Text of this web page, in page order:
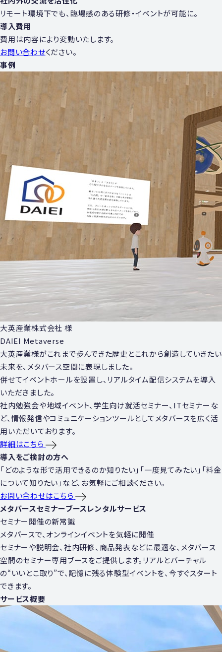
リモート環境下でも、臨場感のある研修・イベントが可能に。
導入費用
費用は内容により変動いたします。
お問い合わせください。
事例
大英産業株式会社 様
DAIEI Metaverse
大英産業様がこれまで歩んできた歴史とこれから創造していきたい
未来を、メタバース空間に表現しました。
併せてイベントホールを設置し、リアルタイム配信システムを導入
いただきました。
社内勉強会や地域イベント、学生向け就活セミナー、ITセミナーな
ど、情報発信やコミュニケーションツールとしてメタバースを広く活
用いただいております。
詳細はこちら
導入をご検討の方へ
「どのような形で活用できるのか知りたい」「一度見てみたい」「料金
について知りたい」など、お気軽にご相談ください。
お問い合わせはこちら
メタバースセミナーブースレンタルサービス
セミナー開催の新常識
メタバースで、オンラインイベントを気軽に開催
セミナーや説明会、社内研修、商品発表などに最適な、メタバース
空間のセミナー専⽤ブースをご提供します。リアルとバーチャル
の“いいとこ取り”で、記憶に残る体験型イベントを、今すぐスタート
できます。
サービス概要